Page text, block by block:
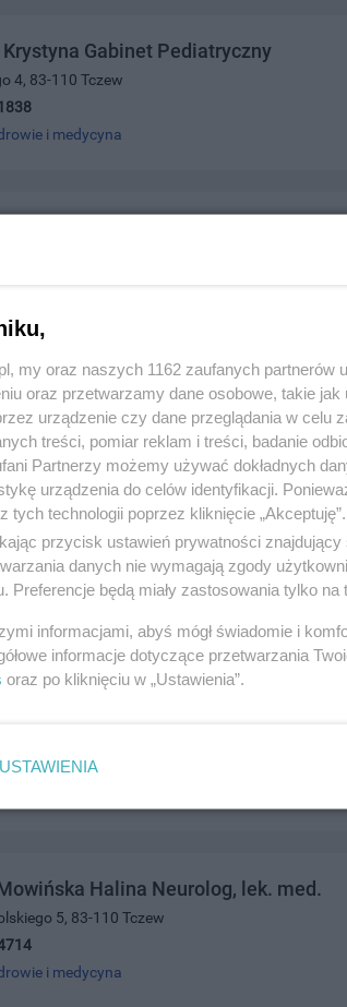
Gabinet Pediatryczny
4, 83-110 Tczew
i medycyna
83-110 Tczew
Renata Pediatra
83-110 Tczew
Halina Neurolog, lek. med.
5, 83-110 Tczew
i medycyna
my oraz naszych 1162 zaufanych partnerów
oraz przetwarzamy dane osobowe, takie
urządzenie czy dane przeglądania w celu
treści, pomiar reklam i treści, badanie
Partnerzy możemy używać dokładnych
urządzenia do celów identyfikacji.
tych technologii poprzez kliknięcie
przycisk ustawień prywatności
danych nie wymagają zgody
Preferencje będą miały zastosowania tylko na
informacjami, abyś mógł świadomie i
informacje dotyczące przetwarzania
oraz po kliknięciu w „Ustawienia”.
USTAWIENIA